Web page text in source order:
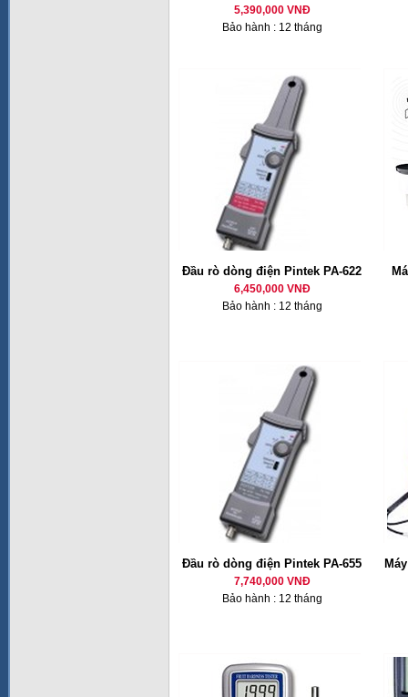
5,390,000 VNĐ
Bảo hành : 12 tháng
Đầu rò dòng điện Pintek PA-622
6,450,000 VNĐ
Bảo hành : 12 tháng
Đầu rò dòng điện Pintek PA-655
7,740,000 VNĐ
Bảo hành : 12 tháng